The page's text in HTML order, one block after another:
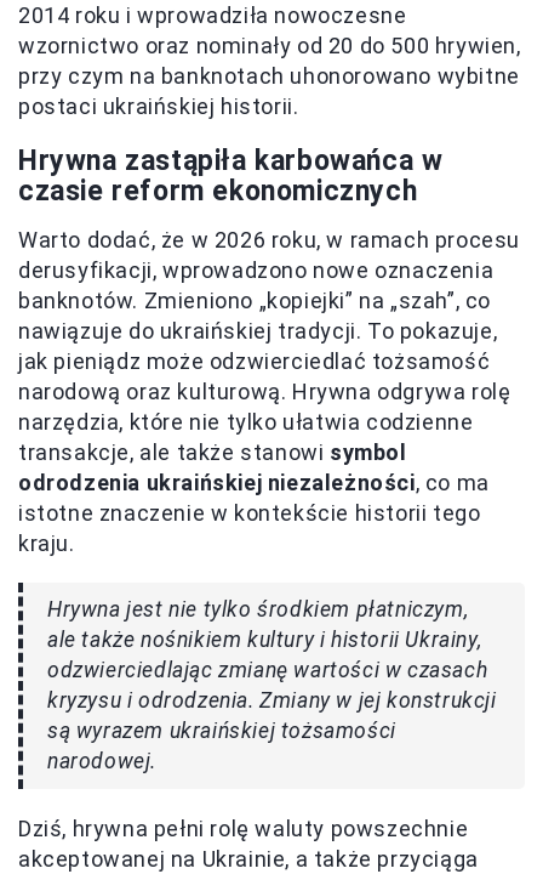
2014 roku i wprowadziła nowoczesne
wzornictwo oraz nominały od 20 do 500 hrywien,
przy czym na banknotach uhonorowano wybitne
postaci ukraińskiej historii.
Hrywna zastąpiła karbowańca w
czasie reform ekonomicznych
Warto dodać, że w 2026 roku, w ramach procesu
derusyfikacji, wprowadzono nowe oznaczenia
banknotów. Zmieniono „kopiejki” na „szah”, co
nawiązuje do ukraińskiej tradycji. To pokazuje,
jak pieniądz może odzwierciedlać tożsamość
narodową oraz kulturową. Hrywna odgrywa rolę
narzędzia, które nie tylko ułatwia codzienne
transakcje, ale także stanowi symbol
odrodzenia ukraińskiej niezależności, co ma
istotne znaczenie w kontekście historii tego
kraju.
Hrywna jest nie tylko środkiem płatniczym,
ale także nośnikiem kultury i historii Ukrainy,
odzwierciedlając zmianę wartości w czasach
kryzysu i odrodzenia. Zmiany w jej konstrukcji
są wyrazem ukraińskiej tożsamości
narodowej.
Dziś, hrywna pełni rolę waluty powszechnie
akceptowanej na Ukrainie, a także przyciąga